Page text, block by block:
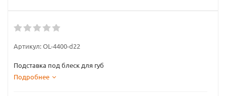
Артикул:OL-4400-d22
Подставка под блеск для губ
Подробнее